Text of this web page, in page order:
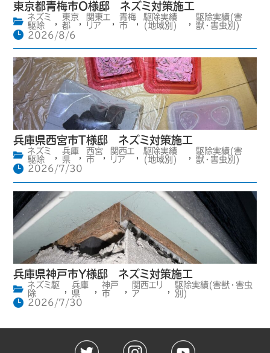
東京都青梅市O様邸 ネズミ対策施工
ネズミ
駆除
,
東京
都
,
関東エ
リア
,
青梅
市
,
駆除実績
(地域別)
,
駆除実績(害
獣・害虫別)
2026/8/6
兵庫県西宮市T様邸 ネズミ対策施工
ネズミ
駆除
,
兵庫
県
,
西宮
市
,
関西エ
リア
,
駆除実績
(地域別)
,
駆除実績(害
獣・害虫別)
2026/7/30
兵庫県神戸市Y様邸 ネズミ対策施工
ネズミ駆
除
,
兵庫
県
,
神戸
市
,
関西エリ
ア
,
駆除実績(害獣・害虫
別)
2026/7/30